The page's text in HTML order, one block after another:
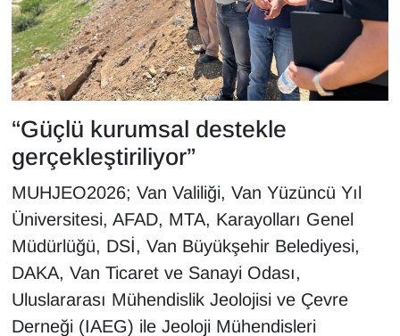
“Güçlü kurumsal destekle
gerçekleştiriliyor”
MUHJEO2026; Van Valiliği, Van Yüzüncü Yıl
Üniversitesi, AFAD, MTA, Karayolları Genel
Müdürlüğü, DSİ, Van Büyükşehir Belediyesi,
DAKA, Van Ticaret ve Sanayi Odası,
Uluslararası Mühendislik Jeolojisi ve Çevre
Derneği (IAEG) ile Jeoloji Mühendisleri